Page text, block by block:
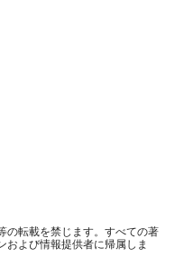
の転載を禁じます。すべての著
および情報提供者に帰属しま